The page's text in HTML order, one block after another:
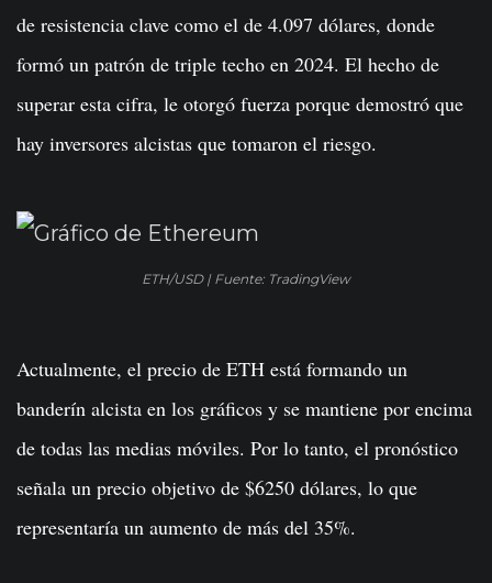
de resistencia clave como el de 4.097 dólares, donde
formó un patrón de triple techo en 2024. El hecho de
superar esta cifra, le otorgó fuerza porque demostró que
hay inversores alcistas que tomaron el riesgo.
ETH/USD | Fuente: TradingView
Actualmente, el precio de ETH está formando un
banderín alcista en los gráficos y se mantiene por encima
de todas las medias móviles. Por lo tanto, el pronóstico
señala un precio objetivo de $6250 dólares, lo que
representaría un aumento de más del 35%.